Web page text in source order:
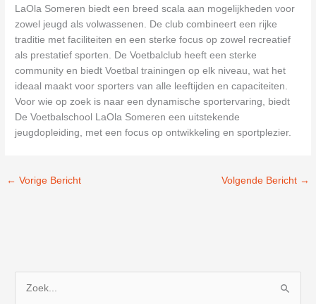
LaOla Someren biedt een breed scala aan mogelijkheden voor
zowel jeugd als volwassenen. De club combineert een rijke
traditie met faciliteiten en een sterke focus op zowel recreatief
als prestatief sporten. De Voetbalclub heeft een sterke
community en biedt Voetbal trainingen op elk niveau, wat het
ideaal maakt voor sporters van alle leeftijden en capaciteiten.
Voor wie op zoek is naar een dynamische sportervaring, biedt
De Voetbalschool LaOla Someren een uitstekende
jeugdopleiding, met een focus op ontwikkeling en sportplezier.
← Vorige Bericht Volgende Bericht →